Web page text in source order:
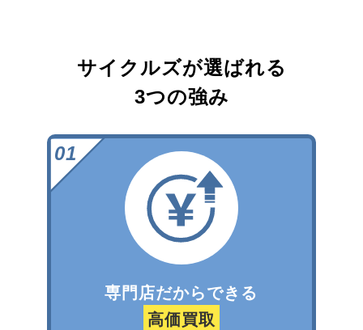
サイクルズが選ばれる
3つの強み
専門店だからできる
高価買取